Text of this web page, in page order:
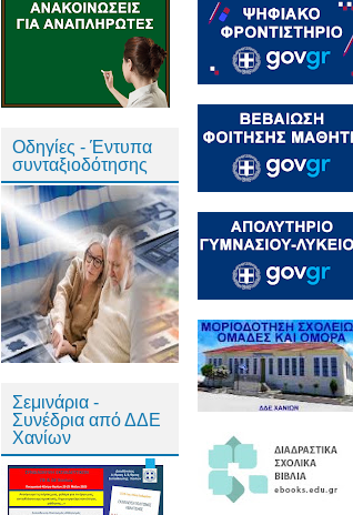
Οδηγίες - Έντυπα
συνταξιοδότησης
Σεμινάρια -
Συνέδρια από ΔΔΕ
Χανίων